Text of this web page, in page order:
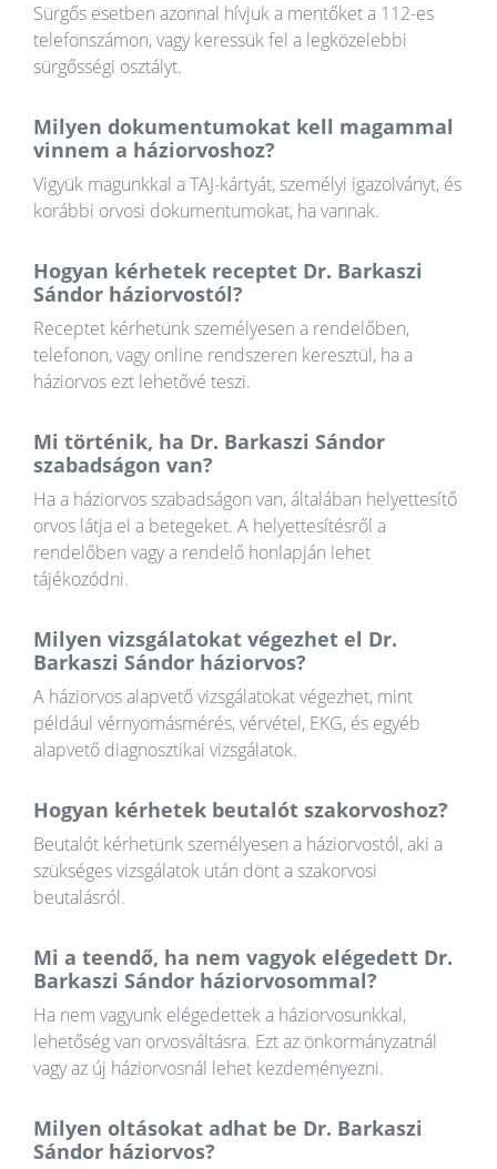
Sürgős esetben azonnal hívjuk a mentőket a 112-es
telefonszámon, vagy keressük fel a legközelebbi
sürgősségi osztályt.
Milyen dokumentumokat kell magammal
vinnem a háziorvoshoz?
Vigyük magunkkal a TAJ-kártyát, személyi igazolványt, és
korábbi orvosi dokumentumokat, ha vannak.
Hogyan kérhetek receptet Dr. Barkaszi
Sándor háziorvostól?
Receptet kérhetünk személyesen a rendelőben,
telefonon, vagy online rendszeren keresztül, ha a
háziorvos ezt lehetővé teszi.
Mi történik, ha Dr. Barkaszi Sándor
szabadságon van?
Ha a háziorvos szabadságon van, általában helyettesítő
orvos látja el a betegeket. A helyettesítésről a
rendelőben vagy a rendelő honlapján lehet
tájékozódni.
Milyen vizsgálatokat végezhet el Dr.
Barkaszi Sándor háziorvos?
A háziorvos alapvető vizsgálatokat végezhet, mint
például vérnyomásmérés, vérvétel, EKG, és egyéb
alapvető diagnosztikai vizsgálatok.
Hogyan kérhetek beutalót szakorvoshoz?
Beutalót kérhetünk személyesen a háziorvostól, aki a
szükséges vizsgálatok után dönt a szakorvosi
beutalásról.
Mi a teendő, ha nem vagyok elégedett Dr.
Barkaszi Sándor háziorvosommal?
Ha nem vagyunk elégedettek a háziorvosunkkal,
lehetőség van orvosváltásra. Ezt az önkormányzatnál
vagy az új háziorvosnál lehet kezdeményezni.
Milyen oltásokat adhat be Dr. Barkaszi
Sándor háziorvos?